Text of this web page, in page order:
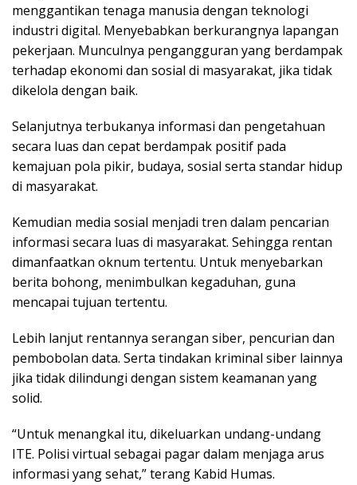
menggantikan tenaga manusia dengan teknologi
industri digital. Menyebabkan berkurangnya lapangan
pekerjaan. Munculnya pengangguran yang berdampak
terhadap ekonomi dan sosial di masyarakat, jika tidak
dikelola dengan baik.
Selanjutnya terbukanya informasi dan pengetahuan
secara luas dan cepat berdampak positif pada
kemajuan pola pikir, budaya, sosial serta standar hidup
di masyarakat.
Kemudian media sosial menjadi tren dalam pencarian
informasi secara luas di masyarakat. Sehingga rentan
dimanfaatkan oknum tertentu. Untuk menyebarkan
berita bohong, menimbulkan kegaduhan, guna
mencapai tujuan tertentu.
Lebih lanjut rentannya serangan siber, pencurian dan
pembobolan data. Serta tindakan kriminal siber lainnya
jika tidak dilindungi dengan sistem keamanan yang
solid.
“Untuk menangkal itu, dikeluarkan undang-undang
ITE. Polisi virtual sebagai pagar dalam menjaga arus
informasi yang sehat,” terang Kabid Humas.